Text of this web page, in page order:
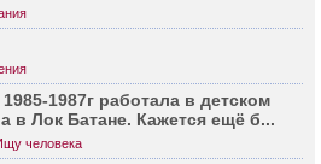
­1987г работала в детском
в Лок Батане. Кажется ещё б...
человека